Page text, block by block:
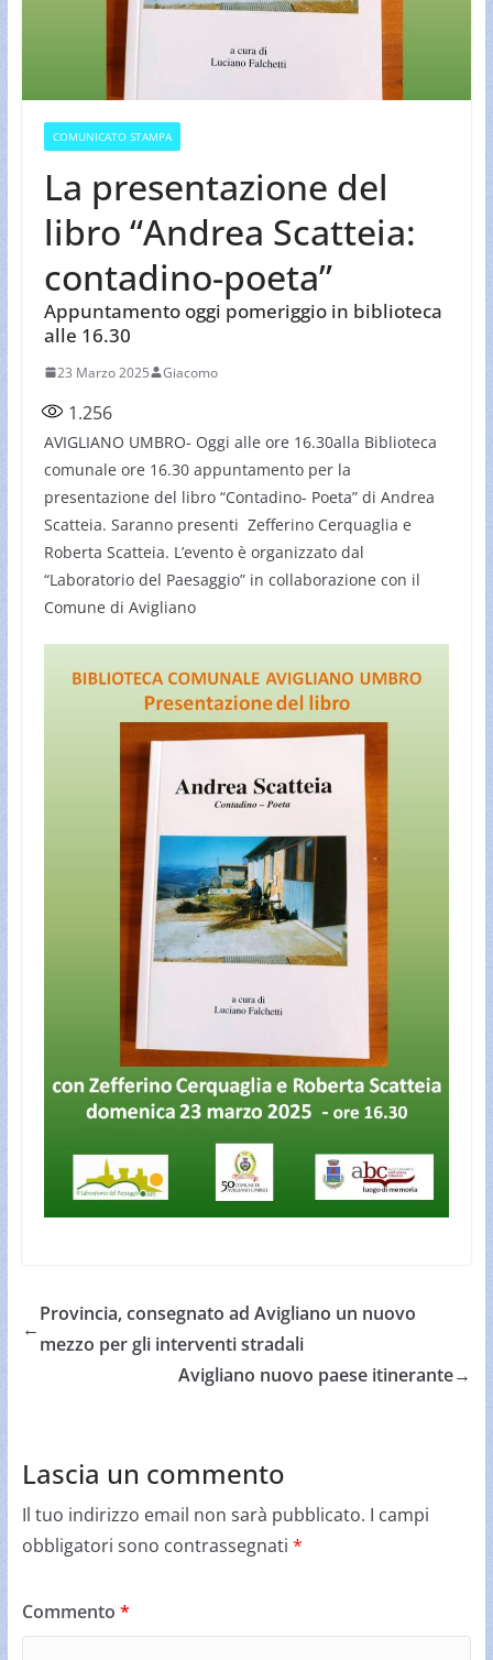
COMUNICATO STAMPA
La presentazione del
libro “Andrea Scatteia:
contadino-poeta”
Appuntamento oggi pomeriggio in biblioteca
alle 16.30
23 Marzo 2025 Giacomo
1.256
AVIGLIANO UMBRO- Oggi alle ore 16.30alla Biblioteca
comunale ore 16.30 appuntamento per la
presentazione del libro “Contadino- Poeta” di Andrea
Scatteia. Saranno presenti Zefferino Cerquaglia e
Roberta Scatteia. L’evento è organizzato dal
“Laboratorio del Paesaggio” in collaborazione con il
Comune di Avigliano
←
Provincia, consegnato ad Avigliano un nuovo
mezzo per gli interventi stradali
Avigliano nuovo paese itinerante→
Lascia un commento
Il tuo indirizzo email non sarà pubblicato. I campi
obbligatori sono contrassegnati *
Commento *